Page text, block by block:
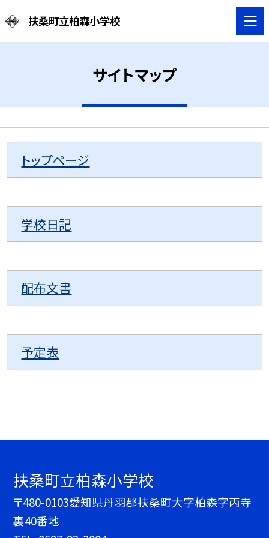
扶桑町立柏森小学校
サイトマップ
トップページ
学校日記
配布文書
予定表
扶桑町立柏森小学校
〒480-0103愛知県丹羽郡扶桑町大字柏森字丙寺
裏40番地